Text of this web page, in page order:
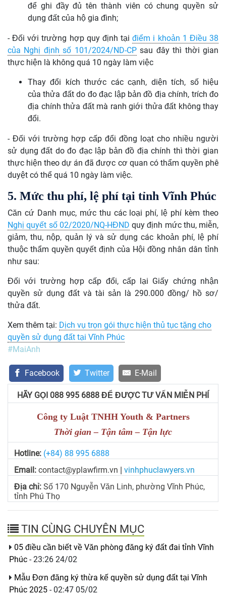
để ghi đầy đủ tên thành viên có chung quyền sử
dụng đất của hộ gia đình;
- Đối với trường hợp quy định tạiđiểm i khoản 1 Điều 38
của Nghị định số 101/2024/ND-CPsau đây thì thời gian
thực hiện là không quá 10 ngày làm việc
Thay đổi kích thước các cạnh, diện tích, sốhiệu
củathửa đất do đo đạc lập bản đồ địa chính, trích đo
địa chính thửa đất mà ranh giới thửa đất không thay
đổi.
- Đối với trường hợp cấp đổi đồng loạt cho nhiều người
sử dụng đất do đo đạc lập bản đồ địa chính thì thời gian
thực hiện theo dự án đã được cơ quan có thẩm quyền phê
duyệt có thể quá 10 ngày làm việc.
5. Mức thu phí, lệ phí tại tỉnh Vĩnh Phúc
Căn cứ Danh mục, mức thu các loại phí, lệ phí kèm theo
Nghị quyết số 02/2020/NQ-HĐND quy định mức thu, miễn,
giảm, thu, nộp, quản lý và sử dụng các khoản phí, lệ phí
thuộc thẩm quyền quyết định của Hội đồng nhân dân tỉnh
như sau:
Đối với trường hợp cấp đổi, cấp lại Giấy chứng nhận
quyền sử dụng đất và tài sản là 290.000 đồng/ hồ sơ/
thửa đất.
Xem thêm tại: Dịch vụ trọn gói thực hiện thủ tục tặng cho
quyền sử dụng đất tại Vĩnh Phúc
#MaiAnh
Facebook Twitter E-Mail
HÃY GỌI 088 995 6888 ĐỂ ĐƯỢC TƯ VẤN MIỄN PHÍ
Công ty Luật TNHH Youth & Partners
Thời gian – Tận tâm – Tận lực
Hotline: (+84) 88 995 6888
Email: contact@yplawfirm.vn
vinhphuclawyers.vn
Địa chỉ: Số 170 Nguyễn Văn Linh, phường Vĩnh Phúc,
tỉnh Phú Thọ
TIN CÙNG CHUYÊN MỤC
05 điều cần biết về Văn phòng đăng ký đất đai tỉnh Vĩnh
Phúc - 23:26 24/02
Mẫu Đơn đăng ký thừa kế quyền sử dụng đất tại Vĩnh
Phúc 2025 - 02:47 05/02